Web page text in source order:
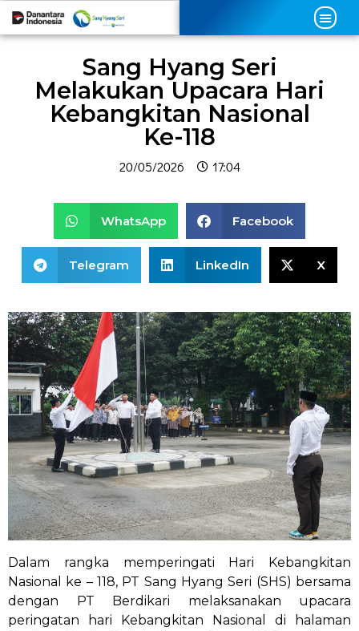
Sang Hyang Seri
Melakukan Upacara Hari
Kebangkitan Nasional
Ke-118
20/05/2026 17:04
WhatsApp Facebook
Telegram LinkedIn X
Dalam rangka memperingati Hari Kebangkitan
Nasional ke – 118, PT Sang Hyang Seri (SHS) bersama
dengan PT Berdikari melaksanakan upacara
peringatan hari Kebangkitan Nasional di halaman